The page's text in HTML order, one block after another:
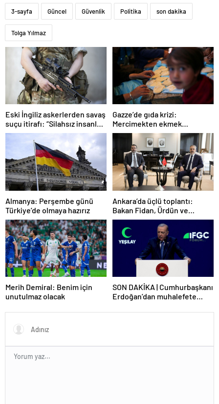
3-sayfa Güncel Güvenlik Politika son dakika
Tolga Yılmaz
Eski İngiliz askerlerden savaş
suçu itirafı: “Silahsız insanları
uykuda öldürdüler”
Gazze’de gıda krizi:
Mercimekten ekmek
yapıyorlar
Almanya: Perşembe günü
Türkiye’de olmaya hazırız
Ankara’da üçlü toplantı:
Bakan Fidan, Ürdün ve
Suriyeli mevkidaşlarıyla
görüştü
Merih Demiral: Benim için
unutulmaz olacak
SON DAKİKA | Cumhurbaşkanı
Erdoğan’dan muhalefete
dert ettikleri kadar suyun